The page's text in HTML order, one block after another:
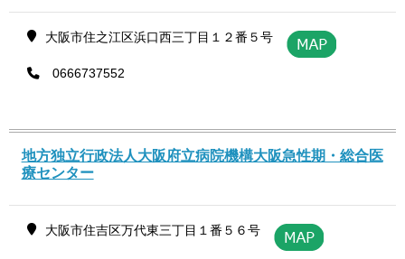
大阪市住之江区浜口西三丁目１２番５号
0666737552
地方独立行政法人大阪府立病院機構大阪急性期・総合医
療センター
大阪市住吉区万代東三丁目１番５６号